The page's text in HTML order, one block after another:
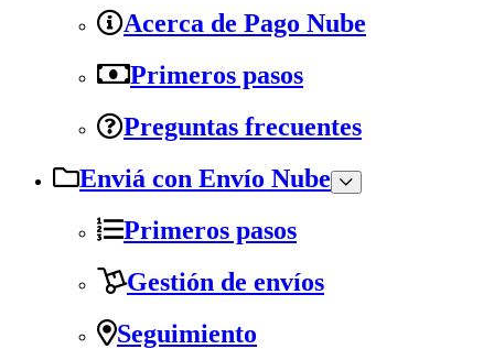
Acerca de Pago Nube
Primeros pasos
Preguntas frecuentes
Enviá con Envío Nube
Primeros pasos
Gestión de envíos
Seguimiento